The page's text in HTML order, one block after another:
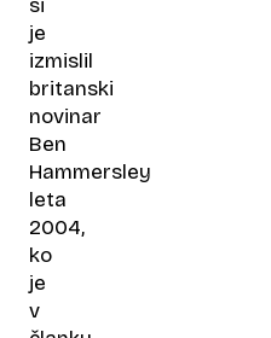
si
je
izmislil
britanski
novinar
Ben
Hammersley
leta
2004,
ko
je
v